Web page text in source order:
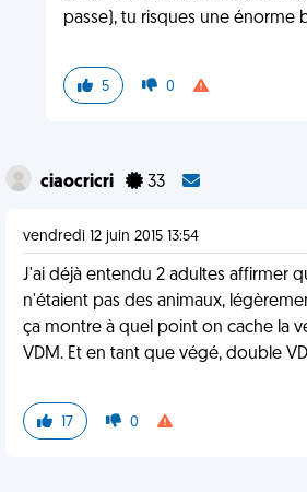
passe), tu risques une énorme
5 0
ciaocricri 33
vendredi 12 juin 2015 13:54
J'ai déjà entendu 2 adultes affirmer
n'étaient pas des animaux,
ça montre à quel point on cache la
VDM. Et en tant que végé, double
17 0